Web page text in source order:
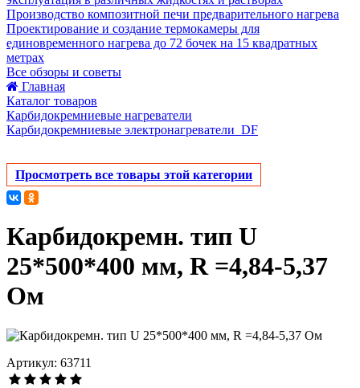
Производство композитной печи предварительного нагрева
Проектирование и создание термокамеры для
единовременного нагрева до 72 бочек на 15 квадратных
метрах
Все обзоры и советы
Главная
Каталог товаров
Карбидокремниевые нагреватели
Карбидокремниевые электронагреватели_DF
Просмотреть все товары этой категории
Карбидокремн. тип U
25*500*400 мм, R =4,84-5,37
Ом
Артикул: 63711